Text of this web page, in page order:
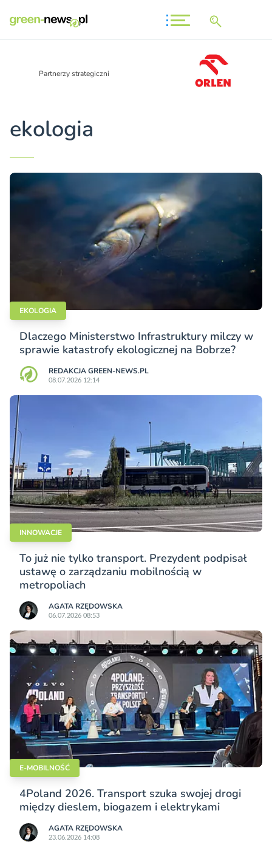
Partnerzy strategiczni
ekologia
EKOLOGIA
Dlaczego Ministerstwo Infrastruktury milczy w
sprawie katastrofy ekologicznej na Bobrze?
REDAKCJA GREEN-NEWS.PL
08.07.2026 12:14
INNOWACJE
To już nie tylko transport. Prezydent podpisał
ustawę o zarządzaniu mobilnością w
metropoliach
AGATA RZĘDOWSKA
06.07.2026 08:53
E-MOBILNOŚĆ
4Poland 2026. Transport szuka swojej drogi
między dieslem, biogazem i elektrykami
AGATA RZĘDOWSKA
23.06.2026 14:08